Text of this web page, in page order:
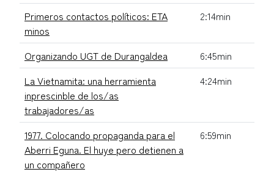
Primeros contactos políticos: ETA
minos
2:14min
Organizando UGT de Durangaldea
6:45min
La Vietnamita: una herramienta
inprescinble de los/as
trabajadores/as
4:24min
1977. Colocando propaganda para el
Aberri Eguna. El huye pero detienen a
un compañero
6:59min